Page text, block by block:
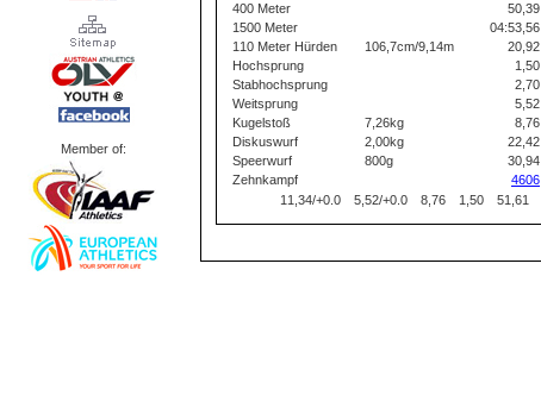
Member of:
400 Meter
50,39
1500 Meter
04:53,56
110 Meter Hürden
106,7cm/9,14m 20,92
Hochsprung
1,50
Stabhochsprung
2,70
Weitsprung
5,52
Kugelstoß
7,26kg 8,76
Diskuswurf
2,00kg 22,42
Speerwurf
800g 30,94
Zehnkampf
4606
11,34/+0.0
5,52/+0.0 8,76 1,50 51,61